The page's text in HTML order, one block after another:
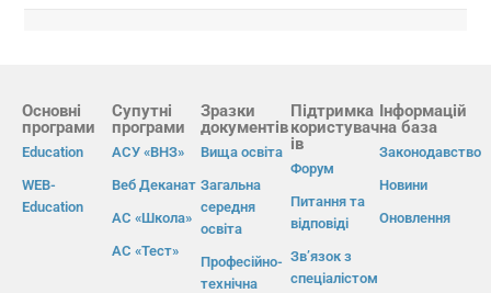
Основні
програми
Education
WEB-
Education
Супутні
програми
АСУ «ВНЗ»
Веб Деканат
АС «Школа»
АС «Тест»
Зразки
документів
Вища освіта
Загальна
середня
освіта
Професійно-
технічна
Підтримка
користувач
ів
Форум
Питання та
відповіді
Зв’язок з
спеціалістом
Інформацій
на база
Законодавство
Новини
Оновлення